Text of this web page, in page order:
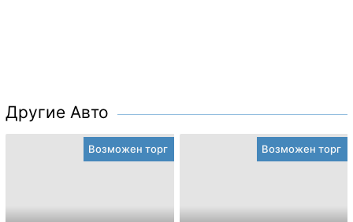
Другие Авто
Возможен торг Возможен торг